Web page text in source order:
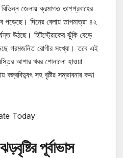
জেলায় ক্রমাগত তাপপ্রবাহের
পড়েছে। দিনের বেলায় তাপমাত্রা ৪২
উঠছে। হিটস্ট্রোকের ঝুঁকি বেড়ে
গরমজনিত রোগীর সংখ্যা। তবে এই
আশার খবর শোনালো হাওয়া
সহ বৃষ্টির সম্ভাবনার কথা
পূর্বাভাস